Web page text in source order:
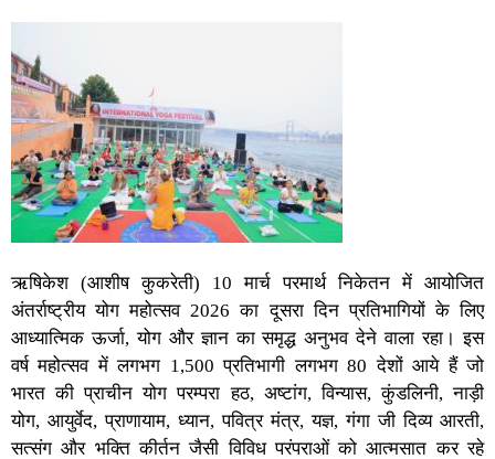
ऋषिकेश (आशीष कुकरेती) 10 मार्च परमार्थ निकेतन में आयोजित
अंतर्राष्ट्रीय योग महोत्सव 2026 का दूसरा दिन प्रतिभागियों के लिए
आध्यात्मिक ऊर्जा, योग और ज्ञान का समृद्ध अनुभव देने वाला रहा। इस
वर्ष महोत्सव में लगभग 1,500 प्रतिभागी लगभग 80 देशों आये हैं जो
भारत की प्राचीन योग परम्परा हठ, अष्टांग, विन्यास, कुंडलिनी, नाड़ी
योग, आयुर्वेद, प्राणायाम, ध्यान, पवित्र मंत्र, यज्ञ, गंगा जी दिव्य आरती,
सत्संग और भक्ति कीर्तन जैसी विविध परंपराओं को आत्मसात कर रहे